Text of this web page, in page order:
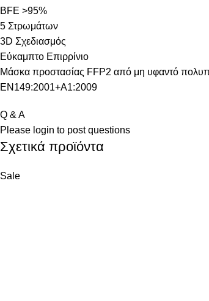
BFE >95%
5 Στρωμάτων
3D Σχεδιασμός
Εύκαμπτο Επιρρίνιο
Μάσκα προστασίας FFP2 από μη υφαντό
EN149:2001+A1:2009
Q & A
Please login to post questions
Σχετικά προϊόντα
Sale